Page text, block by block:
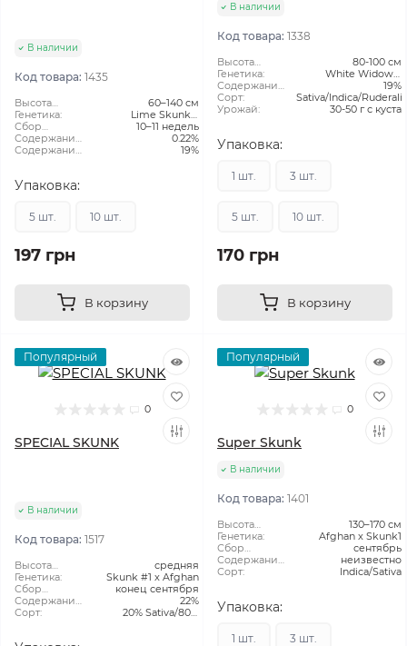
В наличии
Код товара: 1435
Высота
растения:
60–140 см
Генетика:
Lime Skunk x
Ruderalis
Сбор
Урожая:
10–11 недель
Содержание
CBD:
0.22%
Содержание
19%
Упаковка:
5 шт. 10 шт.
197 грн
В корзину
В наличии
Код товара: 1338
Высота
растения:
80-100 см
Генетика:
White Widow x
Super Skunk
Содержание
ТГК:
19%
Сорт:
Sativa/Indica/Ruderalis
Урожай:
30-50 г с куста
Упаковка:
1 шт. 3 шт.
5 шт. 10 шт.
170 грн
В корзину
Популярный
0
SPECIAL SKUNK
В наличии
Код товара: 1517
Высота
растения:
средняя
Генетика:
Skunk #1 x Afghan
Сбор
Урожая:
конец сентября
Содержание
ТГК:
22%
Сорт:
20% Sativa/80%
Популярный
0
Super Skunk
В наличии
Код товара: 1401
Высота
растения:
130–170 см
Генетика:
Afghan x Skunk1
Сбор
Урожая:
сентябрь
Содержание
ТГК:
неизвестно
Сорт:
Indica/Sativa
Упаковка:
1 шт. 3 шт.